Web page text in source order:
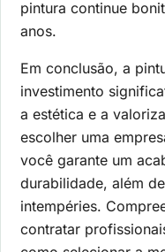
pintura continue
anos.
Em conclusão, a
investimento
a estética e a
escolher uma
você garante um
durabilidade, além
intempéries.
contratar